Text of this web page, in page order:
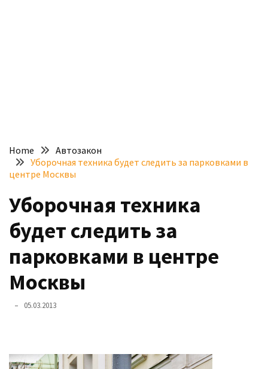
шукати
“як
злити
бензин”
Scania
представила
найсучасніші
Нова
Home
Автозакон
Уборочная техника будет следить за парковками в
центре Москвы
Уборочная техника
будет следить за
парковками в центре
Москвы
05.03.2013